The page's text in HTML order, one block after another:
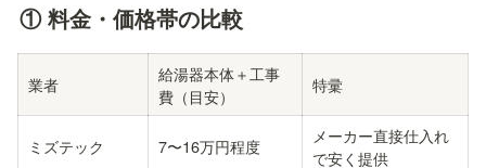
① 料金・価格帯の比較
業者
給湯器本体＋工事
費（目安）
特彚
ミズテック 7〜16万円程度
メーカー直接仕入れ
で安く提供